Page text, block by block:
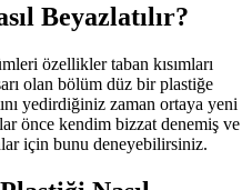
Beyazlatılır?
özellikler taban kısımları
olan bölüm düz bir plastiğe
yedirdiğiniz zaman ortaya yeni
önce kendim bizzat denemiş ve
için bunu deneyebilirsiniz.